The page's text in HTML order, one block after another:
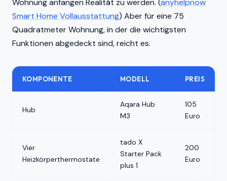
Wohnung anfangen Realität zu werden. (anyhelpnow
Smart Home Vollausstattung) Aber für eine 75
Quadratmeter Wohnung, in der die wichtigsten
Funktionen abgedeckt sind, reicht es.
KOMPONENTE MODELL PREIS
Hub
Aqara Hub
M3
105
Euro
Vier
Heizkörperthermostate
tado X
Starter Pack
plus 1
200
Euro